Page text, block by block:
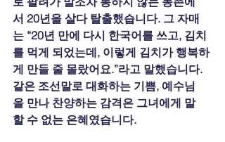
서 20년을 살다 탈출했습니다. 그 자매
는 “20년 만에 다시 한국어를 쓰고, 김치
를 먹게 되었는데, 이렇게 김치가 행복하
게 만들 줄 몰랐어요.”라고 말했습니다.
같은 조선말로 대화하는 기쁨, 예수님
을 만나 찬양하는 감격은 그녀에게 말
할 수 없는 은혜였습니다.